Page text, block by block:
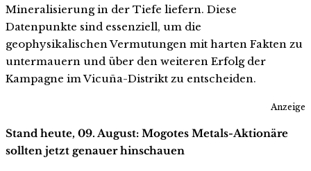
Mineralisierung in der Tiefe liefern. Diese
Datenpunkte sind essenziell, um die
geophysikalischen Vermutungen mit harten Fakten zu
untermauern und über den weiteren Erfolg der
Kampagne im Vicuña-Distrikt zu entscheiden.
Anzeige
Stand heute, 09. August: Mogotes Metals-Aktionäre
sollten jetzt genauer hinschauen